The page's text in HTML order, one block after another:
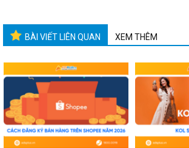
BÀI VIẾT LIÊN QUAN XEM THÊM